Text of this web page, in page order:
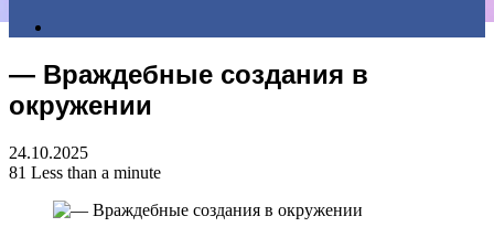
— Враждебные создания в
окружении
24.10.2025
81 Less than a minute